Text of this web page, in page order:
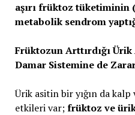
aşırı früktoz tüketiminin
metabolik sendrom
Früktozun Arttırdığı
Damar Sistemine de
Ürik asitin bir yığın da
etkileri var;früktoz ve